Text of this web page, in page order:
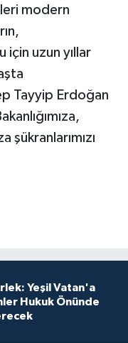
modern
için uzun yıllar
Tayyip Erdoğan
şükranlarımızı
Yeşil Vatan'a
Hukuk Önünde